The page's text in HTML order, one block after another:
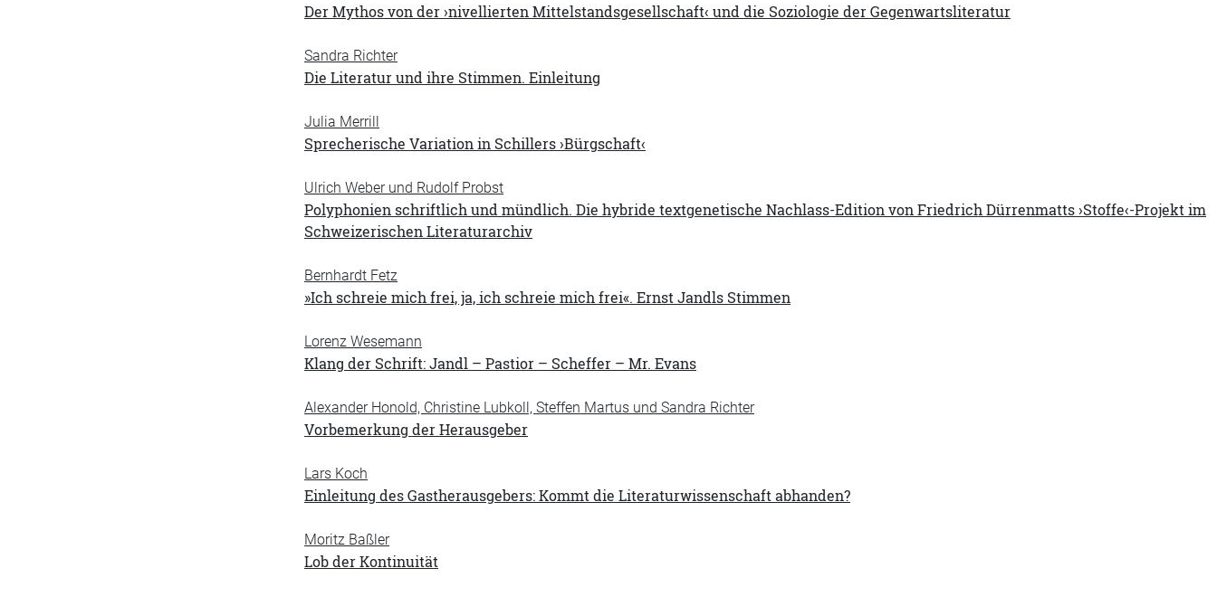
Der Mythos von der ›nivellierten Mittelstandsgesellschaft‹ und die Soziologie der Gegenwartsliteratur
Sandra Richter
Die Literatur und ihre Stimmen. Einleitung
Julia Merrill
Sprecherische Variation in Schillers ›Bürgschaft‹
Ulrich Weber und Rudolf Probst
Polyphonien schriftlich und mündlich. Die hybride textgenetische Nachlass-Edition von Friedrich Dürrenmatts ›Stoffe‹-Projekt im
Schweizerischen Literaturarchiv
Bernhardt Fetz
»Ich schreie mich frei, ja, ich schreie mich frei«. Ernst Jandls Stimmen
Lorenz Wesemann
Klang der Schrift: Jandl – Pastior – Scheffer – Mr. Evans
Alexander Honold, Christine Lubkoll, Steffen Martus und Sandra Richter
Vorbemerkung der Herausgeber
Lars Koch
Einleitung des Gastherausgebers: Kommt die Literaturwissenschaft abhanden?
Moritz Baßler
Lob der Kontinuität